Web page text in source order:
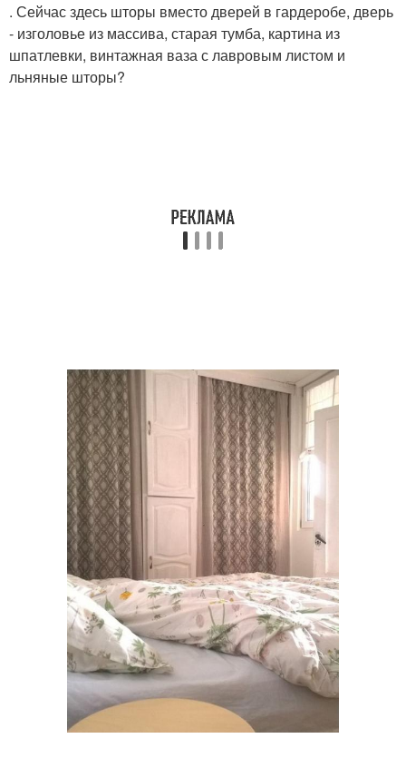
. Сейчас здесь шторы вместо дверей в гардеробе, дверь
- изголовье из массива, старая тумба, картина из
шпатлевки, винтажная ваза с лавровым листом и
льняные шторы?